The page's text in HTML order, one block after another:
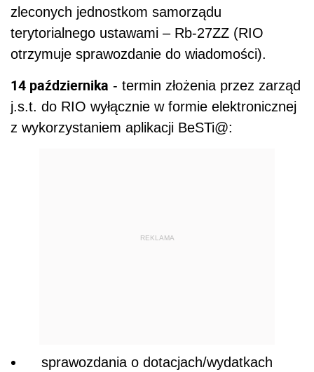
zleconych jednostkom samorządu
terytorialnego ustawami – Rb-27ZZ (RIO
otrzymuje sprawozdanie do wiadomości).
14 października - termin złożenia przez zarząd
j.s.t. do RIO wyłącznie w formie elektronicznej
z wykorzystaniem aplikacji BeSTi@:
REKLAMA
sprawozdania o dotacjach/wydatkach